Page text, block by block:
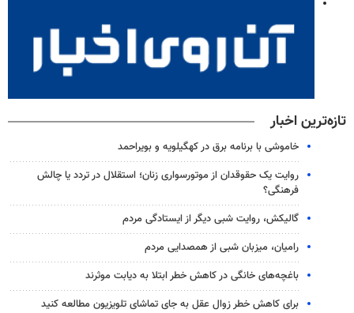
تازه‌ترین اخبار
خاموشی با برنامه برق در کهگیلویه و بویراحمد
روایت یک حقوقدان از موتورسواری زنان؛ استقلال در تردد یا چالش
فرهنگی؟
گالیکش، روایت شبی دیگر از ایستادگی مردم
رامیان، میزبان شبی از همصدایی مردم
باغچه‌های خانگی در کاهش خطر ابتلا به دیابت موثرند
برای کاهش خطر زوال عقل به جای تماشای تلویزیون مطالعه کنید